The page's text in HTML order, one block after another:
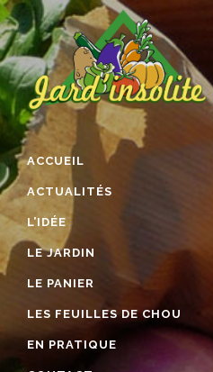
ACCUEIL
ACTUALITÉS
L’IDÉE
LE JARDIN
LE PANIER
LES FEUILLES DE CHOU
EN PRATIQUE